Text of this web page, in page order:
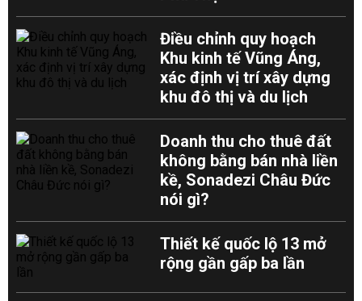
Điều chỉnh quy hoạch
Khu kinh tế Vũng Áng,
xác định vị trí xây dựng
khu đô thị và du lịch
Doanh thu cho thuê đất
không bằng bán nhà liền
kề, Sonadezi Châu Đức
nói gì?
Thiết kế quốc lộ 13 mở
rộng gần gấp ba lần